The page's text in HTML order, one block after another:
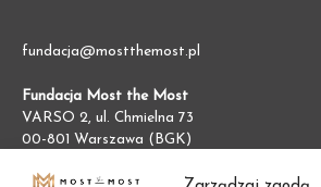
fundacja@mostthemost.pl
Fundacja Most the Most
VARSO 2, ul. Chmielna 73
00-801 Warszawa (BGK)
REGON:387474695